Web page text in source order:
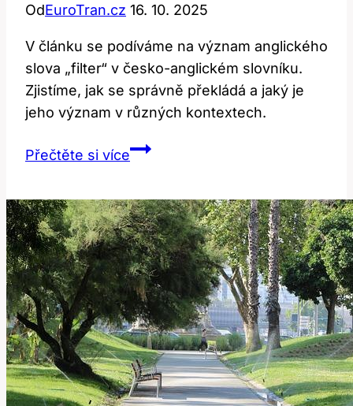
OdEuroTran.cz 16. 10. 2025
V článku se podíváme na význam anglického
slova „filter“ v česko-anglickém slovníku.
Zjistíme, jak se správně překládá a jaký je
jeho význam v různých kontextech.
Přečtěte si víceFiltr:
‚filter‘
v
Anglicko-
Českém
Slovníku?